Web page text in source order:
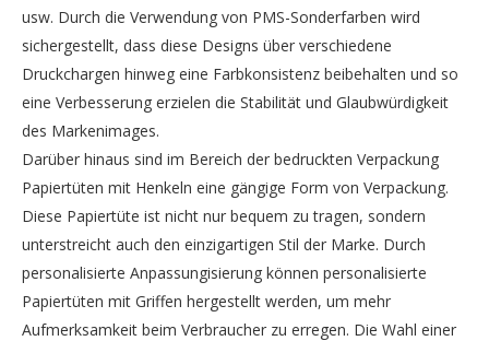
usw. Durch die Verwendung von PMS-Sonderfarben wird
sichergestellt, dass diese Designs über verschiedene
Druckchargen hinweg eine Farbkonsistenz beibehalten und so
eine Verbesserung erzielen die Stabilität und Glaubwürdigkeit
des Markenimages.
Darüber hinaus sind im Bereich der bedruckten Verpackung
Papiertüten mit Henkeln eine gängige Form von Verpackung.
Diese Papiertüte ist nicht nur bequem zu tragen, sondern
unterstreicht auch den einzigartigen Stil der Marke. Durch
personalisierte Anpassungisierung können personalisierte
Papiertüten mit Griffen hergestellt werden, um mehr
Aufmerksamkeit beim Verbraucher zu erregen. Die Wahl einer